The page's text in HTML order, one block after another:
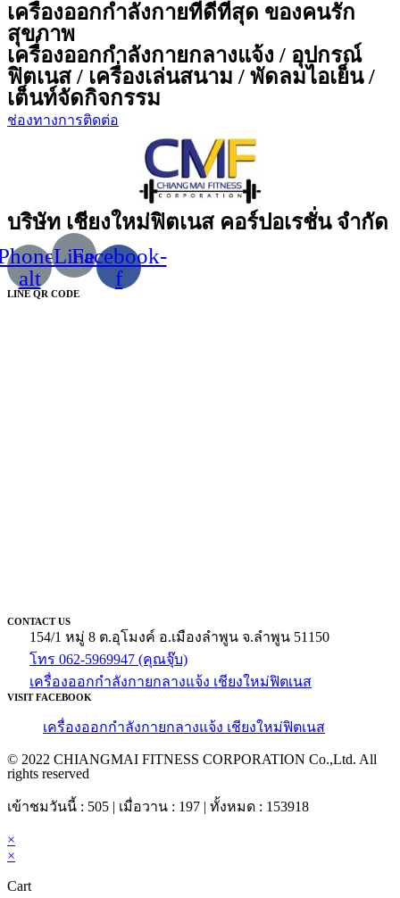
เครื่องออกกำลังกายที่ดีที่สุด ของคนรัก
สุขภาพ
เครื่องออกกำลังกายกลางแจ้ง / อุปกรณ์
ฟิตเนส / เครื่องเล่นสนาม / พัดลมไอเย็น /
เต็นท์จัดกิจกรรม
ช่องทางการติดต่อ
บริษัท เชียงใหม่ฟิตเนส คอร์ปอเรชั่น จำกัด
alt
Line
Facebook-
f
LINE QR CODE
CONTACT US
154/1 หมู่ 8 ต.อุโมงค์ อ.เมืองลำพูน จ.ลำพูน 51150
โทร 062-5969947 (คุณจุ๊บ)
เครื่องออกกำลังกายกลางแจ้ง เชียงใหม่ฟิตเนส
VISIT FACEBOOK
เครื่องออกกำลังกายกลางแจ้ง เชียงใหม่ฟิตเนส
© 2022 CHIANGMAI FITNESS CORPORATION Co.,Ltd. All
rights reserved
เข้าชมวันนี้ : 505 | เมื่อวาน : 197 | ทั้งหมด : 153918
×
×
Cart